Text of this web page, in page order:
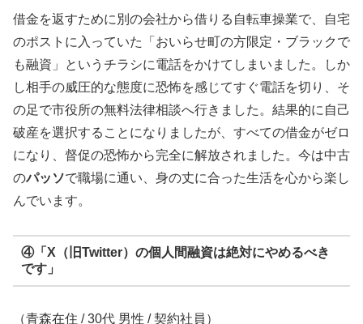
借金を返すために別の会社から借りる自転車操業で、自宅
のポストに入っていた「おいらせ町の方限定・ブラックで
も融資」というチラシに電話をかけてしまいました。しか
し相手の威圧的な態度に恐怖を感じてすぐ電話を切り、そ
の足で市役所の無料法律相談へ行きました。結果的に自己
破産を選択することになりましたが、すべての借金がゼロ
になり、督促の恐怖から完全に解放されました。今は中古
のパッソで職場に通い、身の丈に合った生活を心から楽し
んでいます。
④「X（旧Twitter）の個人間融資は絶対にやめるべき
です」
（青森在住 / 30代 男性 / 契約社員）